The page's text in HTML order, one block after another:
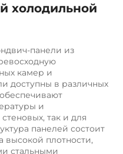
холодильной
панели из
камер и
доступны в различных
и
так и для
панелей состоит
высокой плотности,
стальными